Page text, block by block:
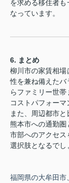
を求める移住者
なっています。
6. まとめ
柳川市の家賃相
性を兼ね備えた
らファミリー世帯
コストパフォーマ
また、周辺都市
熊本市への通勤
市部へのアクセ
選択肢となるでし
福岡県の大牟田市